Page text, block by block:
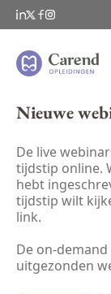
Nieuwe
De live
tijdstip online.
hebt
tijdstip wilt
link.
De on-
uitgezonden